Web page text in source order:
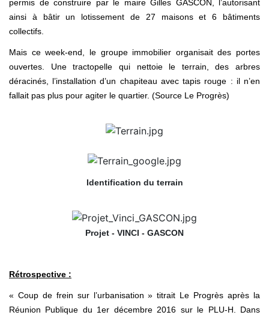
permis de construire par le maire Gilles GASCON, l’autorisant
ainsi à bâtir un lotissement de 27 maisons et 6 bâtiments
collectifs.
Mais ce week-end, le groupe immobilier organisait des portes
ouvertes. Une tractopelle qui nettoie le terrain, des arbres
déracinés, l’installation d’un chapiteau avec tapis rouge : il n’en
fallait pas plus pour agiter le quartier. (Source Le Progrès)
Identification du terrain
Projet - VINCI - GASCON
Rétrospective :
« Coup de frein sur l’urbanisation » titrait Le Progrès après la
Réunion Publique du 1er décembre 2016 sur le PLU-H. Dans